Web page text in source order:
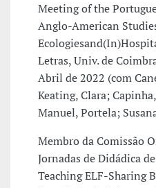
Meeting of the
Anglo-American
Letras, Univ. de
Abril de 2022 (com
Keating, Clara;
Manuel, Portela;
Membro da Comissão
Jornadas de Didádica
Teaching ELF-Sharing